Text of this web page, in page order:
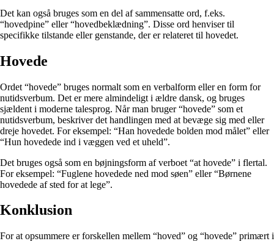
Det kan også bruges som en del af sammensatte ord, f.eks.
“hovedpine” eller “hovedbeklædning”. Disse ord henviser til
specifikke tilstande eller genstande, der er relateret til hovedet.
Hovede
Ordet “hovede” bruges normalt som en verbalform eller en form for
nutidsverbum. Det er mere almindeligt i ældre dansk, og bruges
sjældent i moderne talesprog. Når man bruger “hovede” som et
nutidsverbum, beskriver det handlingen med at bevæge sig med eller
dreje hovedet. For eksempel: “Han hovedede bolden mod målet” eller
“Hun hovedede ind i væggen ved et uheld”.
Det bruges også som en bøjningsform af verboet “at hovede” i flertal.
For eksempel: “Fuglene hovedede ned mod søen” eller “Børnene
hovedede af sted for at lege”.
Konklusion
For at opsummere er forskellen mellem “hoved” og “hovede” primært i